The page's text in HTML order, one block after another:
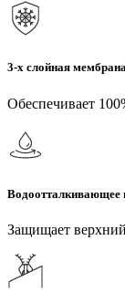
3-х слойная
Обеспечивает
Водоотталкивающее
Защищает